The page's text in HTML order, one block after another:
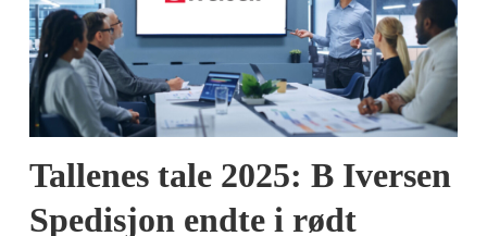
Tallenes tale 2025: B Iversen
Spedisjon endte i rødt